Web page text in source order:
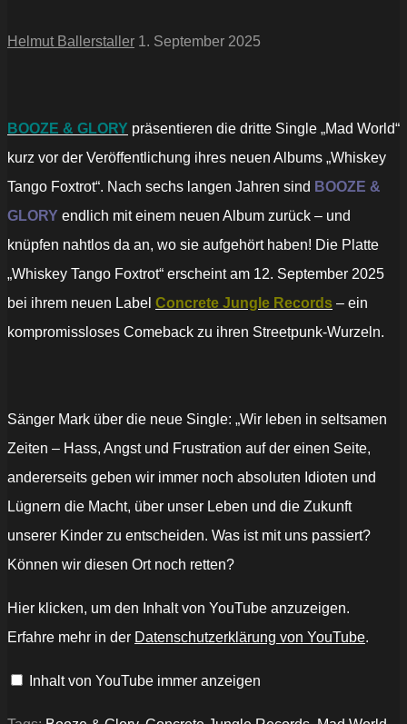
Helmut Ballerstaller 1. September 2025
BOOZE & GLORY präsentieren die dritte Single „Mad World“
kurz vor der Veröffentlichung ihres neuen Albums „Whiskey
Tango Foxtrot“. Nach sechs langen Jahren sind BOOZE &
GLORY endlich mit einem neuen Album zurück – und
knüpfen nahtlos da an, wo sie aufgehört haben! Die Platte
„Whiskey Tango Foxtrot“ erscheint am 12. September 2025
bei ihrem neuen Label Concrete Jungle Records – ein
kompromissloses Comeback zu ihren Streetpunk-Wurzeln.
Sänger Mark über die neue Single: „Wir leben in seltsamen
Zeiten – Hass, Angst und Frustration auf der einen Seite,
andererseits geben wir immer noch absoluten Idioten und
Lügnern die Macht, über unser Leben und die Zukunft
unserer Kinder zu entscheiden. Was ist mit uns passiert?
Können wir diesen Ort noch retten?
„Booze
&
–
–
Hier klicken, um den Inhalt von YouTube anzuzeigen.
Erfahre mehr in der Datenschutzerklärung von YouTube.
Inhalt von YouTube immer anzeigen